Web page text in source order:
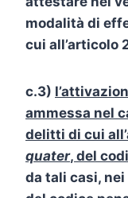
modalità di
cui all’articolo
c.3)
ammessa nel
delitti di cui
quater, del
da tali casi,